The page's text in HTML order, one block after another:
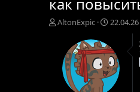
А
AltonExpic
Д
а
с
т
в
22.04.26